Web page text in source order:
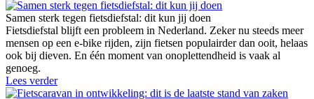
Samen sterk tegen fietsdiefstal: dit kun jij doen
Fietsdiefstal blijft een probleem in Nederland. Zeker nu steeds meer
mensen op een e-bike rijden, zijn fietsen populairder dan ooit, helaas
ook bij dieven. En één moment van onoplettendheid is vaak al
genoeg.
Lees verder